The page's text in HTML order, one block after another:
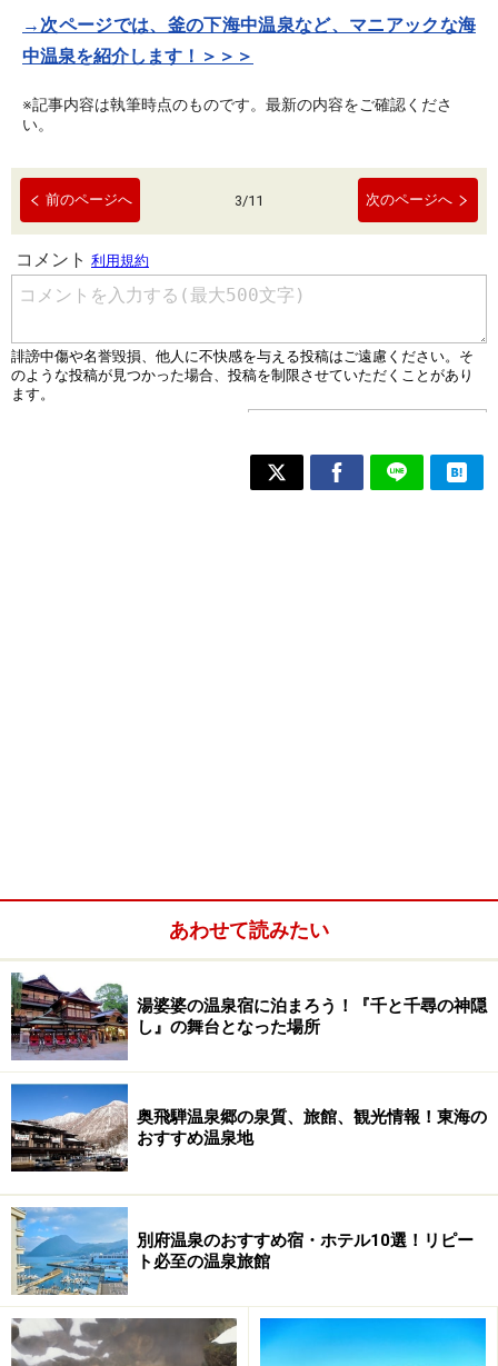
→次ページでは、釜の下海中温泉など、マニアックな海
中温泉を紹介します！＞＞＞
※記事内容は執筆時点のものです。最新の内容をご確認くださ
い。
前のページへ 3/11 次のページへ
あわせて読みたい
湯婆婆の温泉宿に泊まろう！『千と千尋の神隠
し』の舞台となった場所
奥飛騨温泉郷の泉質、旅館、観光情報！東海の
おすすめ温泉地
別府温泉のおすすめ宿・ホテル10選！リピー
ト必至の温泉旅館